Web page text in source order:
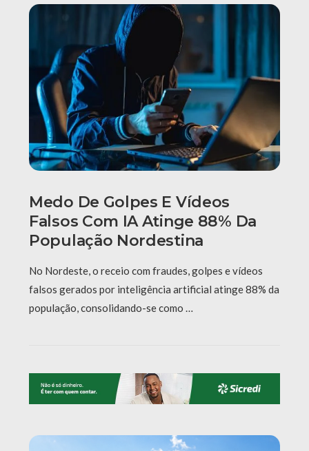
Medo De Golpes E Vídeos
Falsos Com IA Atinge 88% Da
População Nordestina
No Nordeste, o receio com fraudes, golpes e vídeos
falsos gerados por inteligência artificial atinge 88% da
população, consolidando-se como …